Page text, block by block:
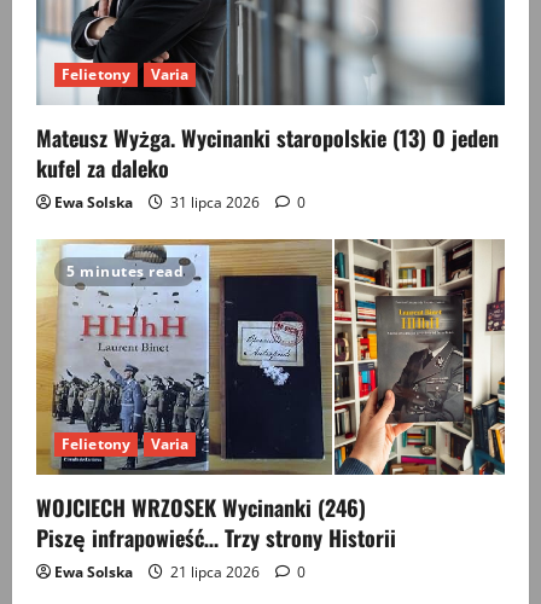
Felietony Varia
Mateusz Wyżga. Wycinanki staropolskie (13) O jeden
kufel za daleko
Ewa Solska 31 lipca 2026 0
5 minutes read
Felietony Varia
WOJCIECH WRZOSEK Wycinanki (246)
Piszę infrapowieść… Trzy strony Historii
Ewa Solska 21 lipca 2026 0